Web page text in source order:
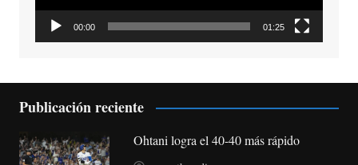
00:00 01:25
Publicación reciente
Ohtani logra el 40-40 más rápido